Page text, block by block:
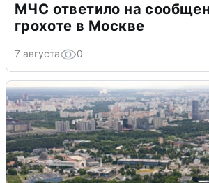
МЧС ответило на
грохоте в Москве
7 августа 0